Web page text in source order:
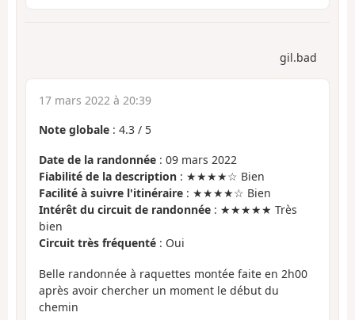
gil.bad
17 mars 2022 à 20:39
Note globale : 4.3 / 5
Date de la randonnée : 09 mars 2022
Fiabilité de la description : ★★★★☆ Bien
Facilité à suivre l'itinéraire : ★★★★☆ Bien
Intérêt du circuit de randonnée : ★★★★★ Très
bien
Circuit très fréquenté : Oui
Belle randonnée à raquettes montée faite en 2h00
après avoir chercher un moment le début du
chemin